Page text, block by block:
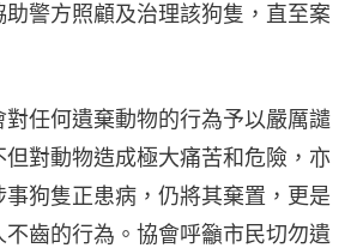
警方照顧及治理該狗隻，直至案
任何遺棄動物的行為予以嚴厲譴
對動物造成極大痛苦和危險，亦
狗隻正患病，仍將其棄置，更是
齒的行為。協會呼籲市民切勿遺